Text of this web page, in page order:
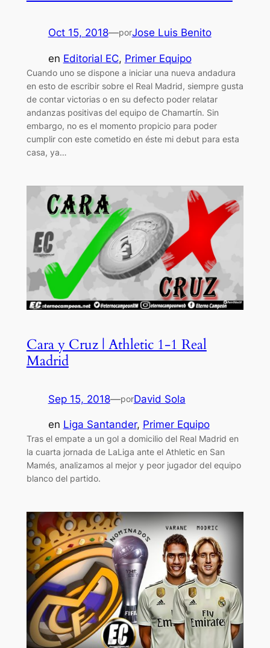
Oct 15, 2018—porJose Luis Benito
en Editorial EC, Primer Equipo
Cuando uno se dispone a iniciar una nueva andadura
en esto de escribir sobre el Real Madrid, siempre gusta
de contar victorias o en su defecto poder relatar
andanzas positivas del equipo de Chamartín. Sin
embargo, no es el momento propicio para poder
cumplir con este cometido en éste mi debut para esta
casa, ya…
Cara y Cruz | Athletic 1-1 Real
Madrid
Sep 15, 2018—porDavid Sola
en Liga Santander, Primer Equipo
Tras el empate a un gol a domicilio del Real Madrid en
la cuarta jornada de LaLiga ante el Athletic en San
Mamés, analizamos al mejor y peor jugador del equipo
blanco del partido.